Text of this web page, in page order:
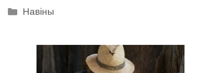
Categories
Навіны